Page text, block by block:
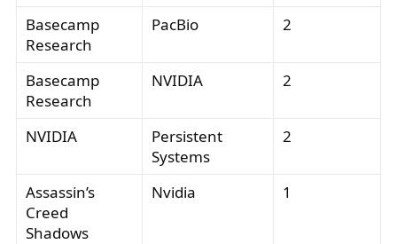
Basecamp
Research
PacBio 2
Basecamp
Research
NVIDIA 2
NVIDIA
Persistent
Systems
2
Assassin’s
Creed
Shadows
Nvidia 1